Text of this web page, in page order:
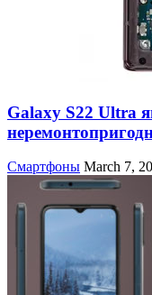
Galaxy S22 Ultra
Смартфоны March 7,